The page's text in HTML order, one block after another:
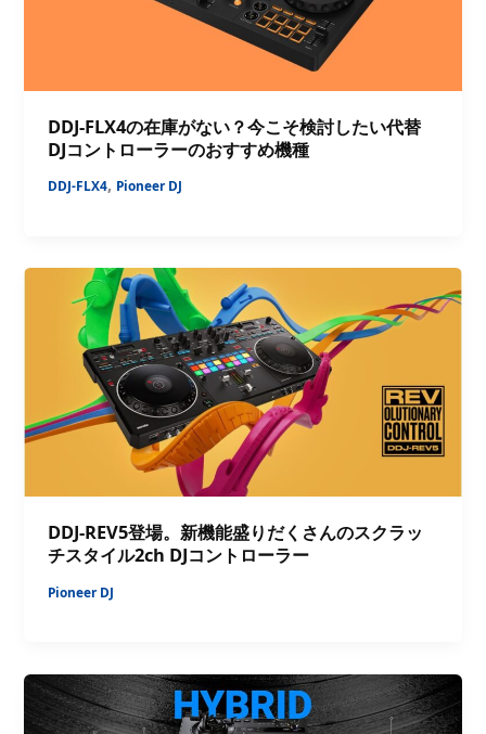
DDJ-FLX4の在庫がない？今こそ検討したい代替
DJコントローラーのおすすめ機種
DDJ-FLX4, Pioneer DJ
DDJ-REV5登場。新機能盛りだくさんのスクラッ
チスタイル2ch DJコントローラー
Pioneer DJ